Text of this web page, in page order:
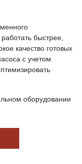
быстрее,
качество готовых
с учетом
оборудовании